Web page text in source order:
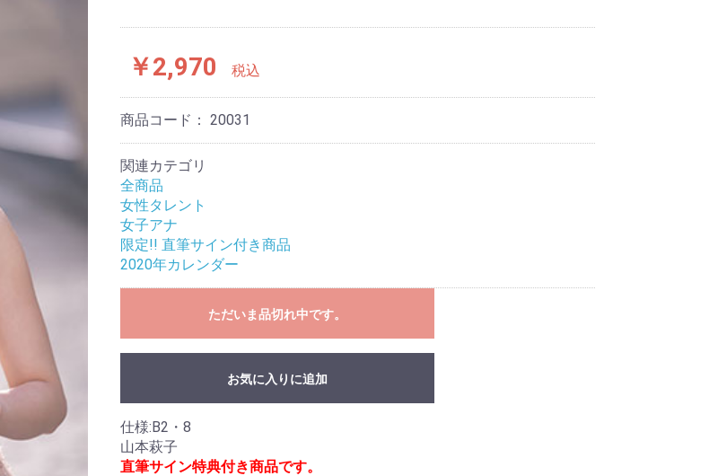
￥2,970 税込
商品コード： 20031
関連カテゴリ
全商品
女性タレント
女子アナ
限定!! 直筆サイン付き商品
2020年カレンダー
ただいま品切れ中です。
お買い物を続ける
お気に入りに追加
仕様:B2・8
山本萩子
直筆サイン特典付き商品です。